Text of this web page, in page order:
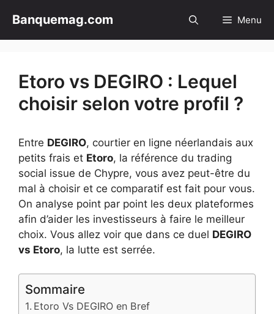
contenu
Banquemag.com Menu
Etoro vs DEGIRO : Lequel
choisir selon votre profil ?
Entre DEGIRO, courtier en ligne néerlandais aux
petits frais et Etoro, la référence du trading
social issue de Chypre, vous avez peut-être du
mal à choisir et ce comparatif est fait pour vous.
On analyse point par point les deux plateformes
afin d’aider les investisseurs à faire le meilleur
choix. Vous allez voir que dans ce duel DEGIRO
vs Etoro, la lutte est serrée.
Sommaire
Etoro Vs DEGIRO en Bref